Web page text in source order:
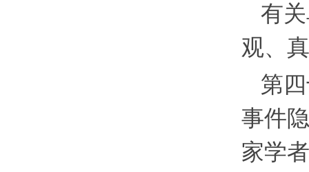
有
观、
第
事件
家学